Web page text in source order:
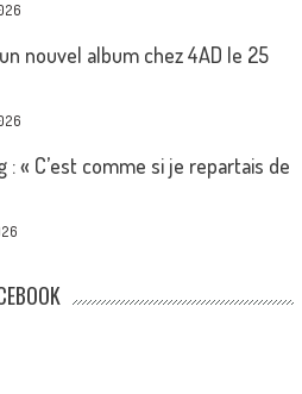
nouvel album chez 4AD le 25
: « C’est comme si je repartais de